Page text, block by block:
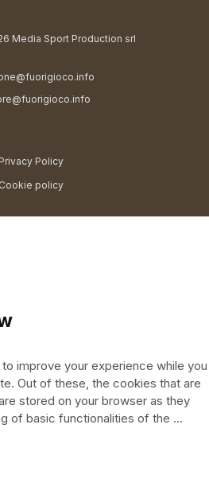
Media Sport Production srl
Privacy Policy
Cookie policy
improve your experience while you
Out of these, the cookies that are
stored on your browser as they
of basic functionalities of the ...